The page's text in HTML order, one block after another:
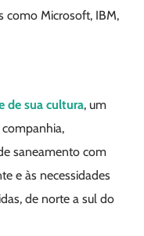
como Microsoft, IBM,
de sua cultura, um
saneamento com
e às necessidades
de norte a sul do